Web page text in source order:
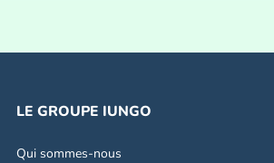
LE GROUPE IUNGO
Qui sommes-nous